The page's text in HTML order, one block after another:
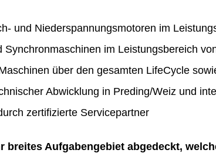
und Niederspannungsmotoren im
Synchronmaschinen im Leistungsbereich
über den gesamten LifeCycle
Abwicklung in Preding/Weiz und
zertifizierte Servicepartner
breites Aufgabengebiet abgedeckt,